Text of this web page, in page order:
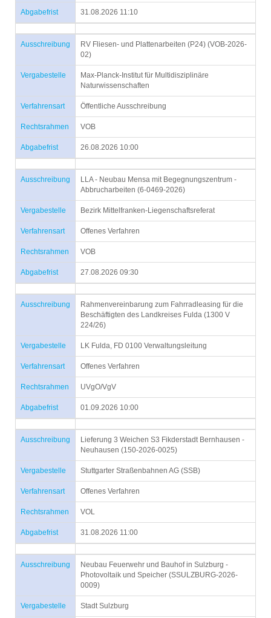
Abgabefrist 31.08.2026 11:10
Ausschreibung
RV Fliesen- und Plattenarbeiten (P24) (VOB-2026-
02)
Vergabestelle
Max-Planck-Institut für Multidisziplinäre
Naturwissenschaften
Verfahrensart Öffentliche Ausschreibung
Rechtsrahmen VOB
Abgabefrist 26.08.2026 10:00
Ausschreibung
LLA - Neubau Mensa mit Begegnungszentrum -
Abbrucharbeiten (6-0469-2026)
Vergabestelle Bezirk Mittelfranken-Liegenschaftsreferat
Verfahrensart Offenes Verfahren
Rechtsrahmen VOB
Abgabefrist 27.08.2026 09:30
Ausschreibung
Rahmenvereinbarung zum Fahrradleasing für die
Beschäftigten des Landkreises Fulda (1300 V
224/26)
Vergabestelle LK Fulda, FD 0100 Verwaltungsleitung
Verfahrensart Offenes Verfahren
Rechtsrahmen UVgO/VgV
Abgabefrist 01.09.2026 10:00
Ausschreibung
Lieferung 3 Weichen S3 Fikderstadt Bernhausen -
Neuhausen (150-2026-0025)
Vergabestelle Stuttgarter Straßenbahnen AG (SSB)
Verfahrensart Offenes Verfahren
Rechtsrahmen VOL
Abgabefrist 31.08.2026 11:00
Ausschreibung
Neubau Feuerwehr und Bauhof in Sulzburg -
Photovoltaik und Speicher (SSULZBURG-2026-
0009)
Vergabestelle Stadt Sulzburg